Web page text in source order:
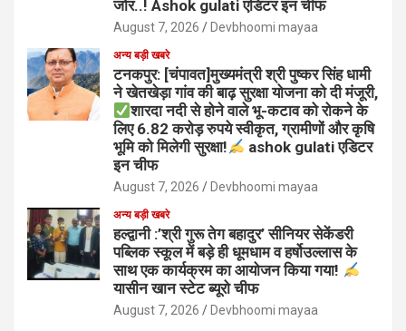
जोर..! Ashok gulati एडिटर इन चीफ
August 7, 2026 Devbhoomi mayaa
अन्य बड़ी खबरे
टनकपुर: [चंपावत]मुख्यमंत्री श्री पुष्कर सिंह धामी
ने खेतखेड़ा गांव की बाढ़ सुरक्षा योजना को दी मंजूरी,
शारदा नदी से होने वाले भू-कटाव को रोकने के
लिए 6.82 करोड़ रुपये स्वीकृत, ग्रामीणों और कृषि
भूमि को मिलेगी सुरक्षा!
ashok gulati एडिटर
इन चीफ
August 7, 2026 Devbhoomi mayaa
अन्य बड़ी खबरे
हल्द्वानी :’श्री गुरू तेग बहादुर’ सीनियर सेकेंडरी
पब्लिक स्कूल में बड़े ही धूमधाम व हर्षोउल्लास के
साथ एक कार्यक्रम का आयोजन किया गया!
यासीन खान स्टेट ब्यूरो चीफ
August 7, 2026 Devbhoomi mayaa